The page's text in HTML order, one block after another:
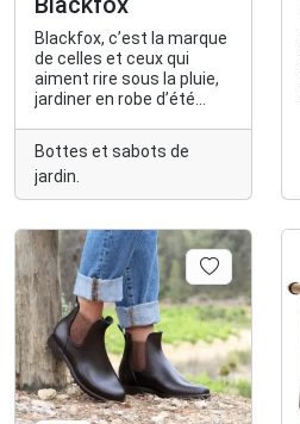
Blackfox, c’est la marque
de celles et ceux qui
aiment rire sous la pluie,
jardiner en robe d’été
marché !
Bottes et sabots de
jardin.